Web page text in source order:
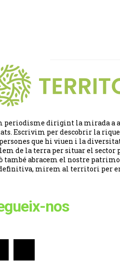
periodisme dirigint la mirada a
Escrivim per descobrir la
que hi viuen i la
de la terra per situar el
també abracem el nostre
mirem al territori per
nos